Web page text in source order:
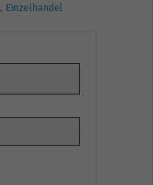
Einzelhandel